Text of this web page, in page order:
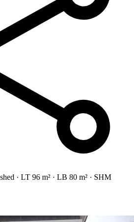
· LT 96 m² · LB 80 m² · SHM